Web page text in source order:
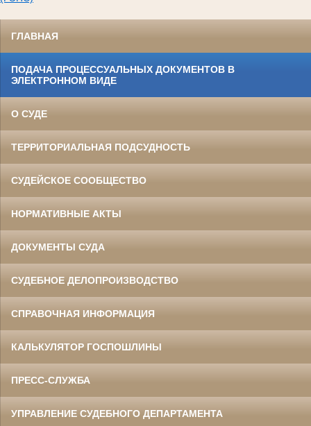
ГЛАВНАЯ
ПОДАЧА ПРОЦЕССУАЛЬНЫХ ДОКУМЕНТОВ В
ЭЛЕКТРОННОМ ВИДЕ
О СУДЕ
ТЕРРИТОРИАЛЬНАЯ ПОДСУДНОСТЬ
СУДЕЙСКОЕ СООБЩЕСТВО
НОРМАТИВНЫЕ АКТЫ
ДОКУМЕНТЫ СУДА
СУДЕБНОЕ ДЕЛОПРОИЗВОДСТВО
СПРАВОЧНАЯ ИНФОРМАЦИЯ
КАЛЬКУЛЯТОР ГОСПОШЛИНЫ
ПРЕСС-СЛУЖБА
УПРАВЛЕНИЕ СУДЕБНОГО ДЕПАРТАМЕНТА